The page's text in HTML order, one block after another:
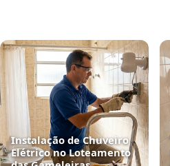
Instalação de Chuveiro
Elétrico no Loteamento